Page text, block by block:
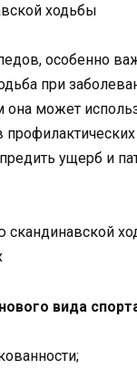
ходьбы
особенно
при
она может
ущерб и
вида